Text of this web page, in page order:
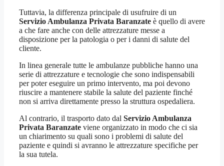
Tuttavia, la differenza principale di usufruire di un
Servizio Ambulanza Privata Baranzate è quello di avere
a che fare anche con delle attrezzature messe a
disposizione per la patologia o per i danni di salute del
cliente.
In linea generale tutte le ambulanze pubbliche hanno una
serie di attrezzature e tecnologie che sono indispensabili
per poter eseguire un primo intervento, ma poi devono
riuscire a mantenere stabile la salute del paziente finché
non si arriva direttamente presso la struttura ospedaliera.
Al contrario, il trasporto dato dal Servizio Ambulanza
Privata Baranzate viene organizzato in modo che ci sia
un chiarimento su quali sono i problemi di salute del
paziente e quindi si avranno le attrezzature specifiche per
la sua tutela.